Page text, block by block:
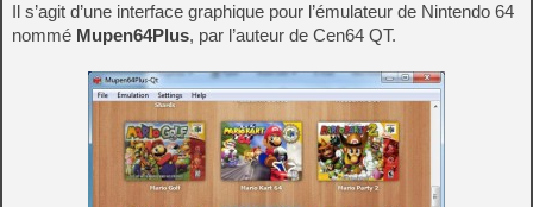
Il s’agit d’une interface graphique pour l’émulateur de Nintendo 64
nommé Mupen64Plus, par l’auteur de Cen64 QT.